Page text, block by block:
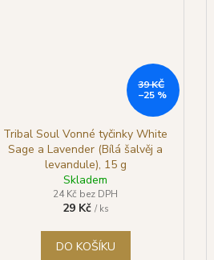
39 KČ
–25 %
Tribal Soul Vonné tyčinky White
Sage a Lavender (Bílá šalvěj a
levandule), 15 g
Skladem
24 Kč bez DPH
29 Kč/ ks
DO KOŠÍKU